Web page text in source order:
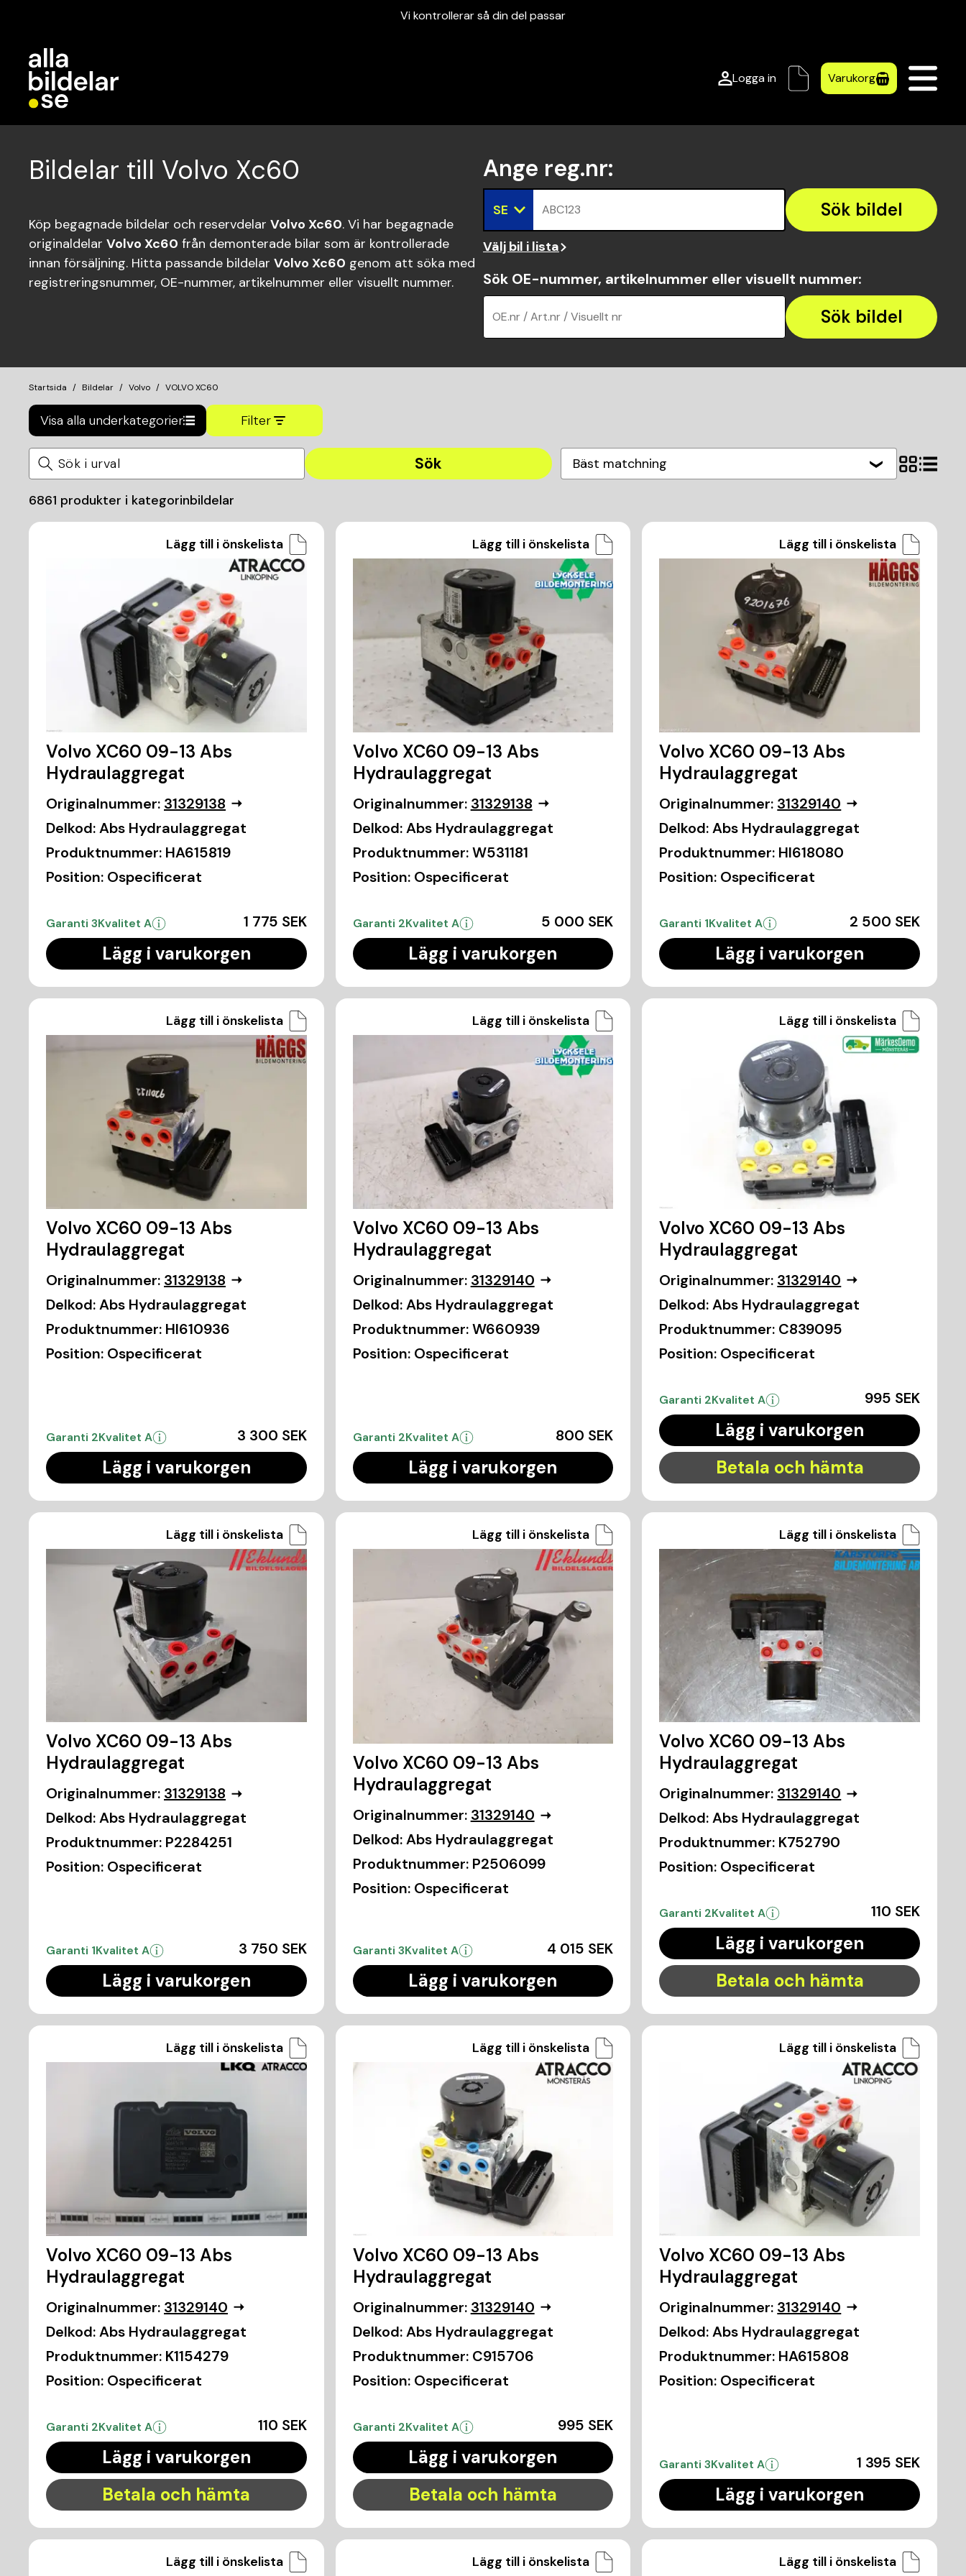
Vi kontrollerar så din del passar
Logga in Varukorg
Bildelar till Volvo Xc60
Köp begagnade bildelar och reservdelar Volvo Xc60. Vi har begagnade
originaldelar Volvo Xc60 från demonterade bilar som är kontrollerade
innan försäljning. Hitta passande bildelar Volvo Xc60 genom att söka med
registreringsnummer, OE-nummer, artikelnummer eller visuellt nummer.
Ange reg.nr:
SE ABC123 Sök bildel
Välj bil i lista
Sök OE-nummer, artikelnummer eller visuellt nummer:
OE.nr / Art.nr / Visuellt nr Sök bildel
Startsida Bildelar Volvo VOLVO XC60
Visa alla underkategorier Filter
Sök Bäst matchning
6861 produkter i kategorinbildelar
Lägg till i önskelista
Volvo XC60 09-13 Abs
Hydraulaggregat
Originalnummer: 31329138
Delkod:Abs Hydraulaggregat
Produktnummer: HA615819
Position: Ospecificerat
Garanti 3Kvalitet A 1 775 SEK
Lägg i varukorgen
Lägg till i önskelista
Volvo XC60 09-13 Abs
Hydraulaggregat
Originalnummer: 31329138
Delkod: Abs Hydraulaggregat
Produktnummer: W531181
Position: Ospecificerat
Garanti 2Kvalitet A 5 000 SEK
Lägg i varukorgen
Lägg till i önskelista
Volvo XC60 09-13 Abs
Hydraulaggregat
Originalnummer: 31329140
Delkod: Abs Hydraulaggregat
Produktnummer: HI618080
Position: Ospecificerat
Garanti 1Kvalitet A 2 500 SEK
Lägg i varukorgen
Lägg till i önskelista
Volvo XC60 09-13 Abs
Hydraulaggregat
Originalnummer: 31329138
Delkod:Abs Hydraulaggregat
Produktnummer: HI610936
Position: Ospecificerat
Garanti 2Kvalitet A 3 300 SEK
Lägg i varukorgen
Lägg till i önskelista
Volvo XC60 09-13 Abs
Hydraulaggregat
Originalnummer: 31329140
Delkod: Abs Hydraulaggregat
Produktnummer: W660939
Position: Ospecificerat
Garanti 2Kvalitet A 800 SEK
Lägg i varukorgen
Lägg till i önskelista
Volvo XC60 09-13 Abs
Hydraulaggregat
Originalnummer: 31329140
Delkod: Abs Hydraulaggregat
Produktnummer: C839095
Position: Ospecificerat
Garanti 2Kvalitet A 995 SEK
Lägg i varukorgen
Betala och hämta
Lägg till i önskelista
Volvo XC60 09-13 Abs
Hydraulaggregat
Originalnummer: 31329138
Delkod:Abs Hydraulaggregat
Produktnummer: P2284251
Position: Ospecificerat
Garanti 1Kvalitet A 3 750 SEK
Lägg i varukorgen
Lägg till i önskelista
Volvo XC60 09-13 Abs
Hydraulaggregat
Originalnummer: 31329140
Delkod: Abs Hydraulaggregat
Produktnummer: P2506099
Position: Ospecificerat
Garanti 3Kvalitet A 4 015 SEK
Lägg i varukorgen
Lägg till i önskelista
Volvo XC60 09-13 Abs
Hydraulaggregat
Originalnummer: 31329140
Delkod: Abs Hydraulaggregat
Produktnummer: K752790
Position: Ospecificerat
Garanti 2Kvalitet A 110 SEK
Lägg i varukorgen
Betala och hämta
Lägg till i önskelista
Volvo XC60 09-13 Abs
Hydraulaggregat
Originalnummer: 31329140
Delkod:Abs Hydraulaggregat
Produktnummer: K1154279
Position: Ospecificerat
Garanti 2Kvalitet A 110 SEK
Lägg i varukorgen
Betala och hämta
Lägg till i önskelista
Volvo XC60 09-13 Abs
Hydraulaggregat
Originalnummer: 31329140
Delkod: Abs Hydraulaggregat
Produktnummer: C915706
Position: Ospecificerat
Garanti 2Kvalitet A 995 SEK
Lägg i varukorgen
Betala och hämta
Lägg till i önskelista
Volvo XC60 09-13 Abs
Hydraulaggregat
Originalnummer: 31329140
Delkod: Abs Hydraulaggregat
Produktnummer: HA615808
Position: Ospecificerat
Garanti 3Kvalitet A 1 395 SEK
Lägg i varukorgen
Lägg till i önskelista Lägg till i önskelista Lägg till i önskelista